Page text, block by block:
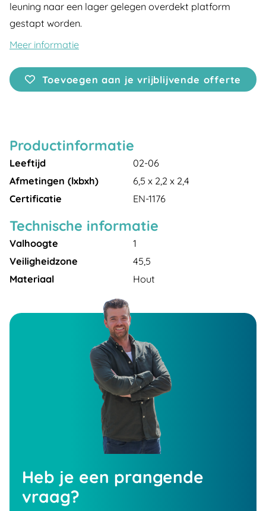
leuning naar een lager gelegen overdekt platform
gestapt worden.
Meer informatie
Toevoegen aan je vrijblijvende offerte
Productinformatie
Leeftijd
02-06
Afmetingen (lxbxh)
6,5 x 2,2 x 2,4
Certificatie
EN-1176
Technische informatie
Valhoogte
1
Veiligheidzone
45,5
Materiaal
Hout
Heb je een prangende
vraag?